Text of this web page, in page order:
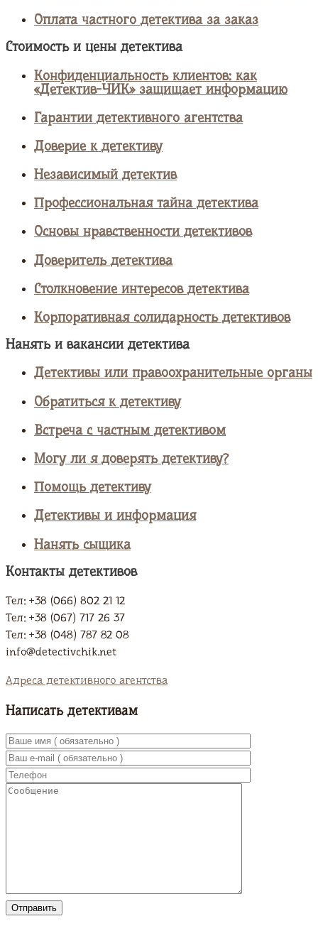
Оплата частного детектива за заказ
Стоимость и цены детектива
Конфиденциальность клиентов: как
«Детектив-ЧИК» защищает информацию
Гарантии детективного агентства
Доверие к детективу
Независимый детектив
Профессиональная тайна детектива
Основы нравственности детективов
Доверитель детектива
Столкновение интересов детектива
Корпоративная солидарность детективов
Нанять и вакансии детектива
Детективы или правоохранительные органы
Обратиться к детективу
Встреча с частным детективом
Могу ли я доверять детективу?
Помощь детективу
Детективы и информация
Нанять сыщика
Контакты детективов
Тел: +38 (066) 802 21 12
Тел: +38 (067) 717 26 37
Тел: +38 (048) 787 82 08
info@detectivchik.net
Адреса детективного агентства
Написать детективам